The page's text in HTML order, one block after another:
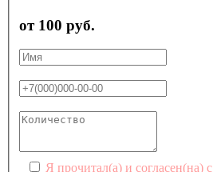
от 100 руб.
Я прочитал(а) и согласен(на) с